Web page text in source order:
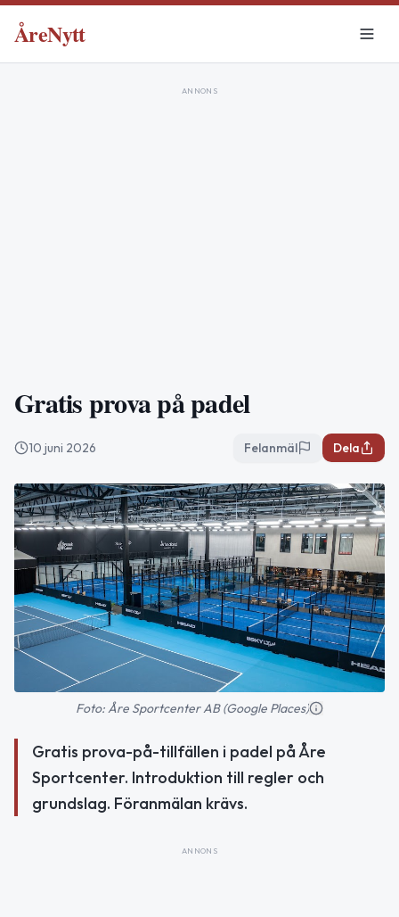
ÅreNytt
ANNONS
Gratis prova på padel
10 juni 2026 Felanmäl Dela
Foto: Åre Sportcenter AB (Google Places)
Gratis prova-på-tillfällen i padel på Åre
Sportcenter. Introduktion till regler och
grundslag. Föranmälan krävs.
ANNONS